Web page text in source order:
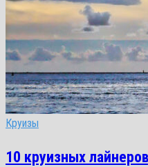
Круизы
10 круизных